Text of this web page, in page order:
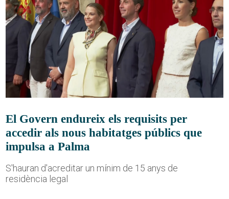
El Govern endureix els requisits per
accedir als nous habitatges públics que
impulsa a Palma
S'hauran d'acreditar un mínim de 15 anys de
residència legal